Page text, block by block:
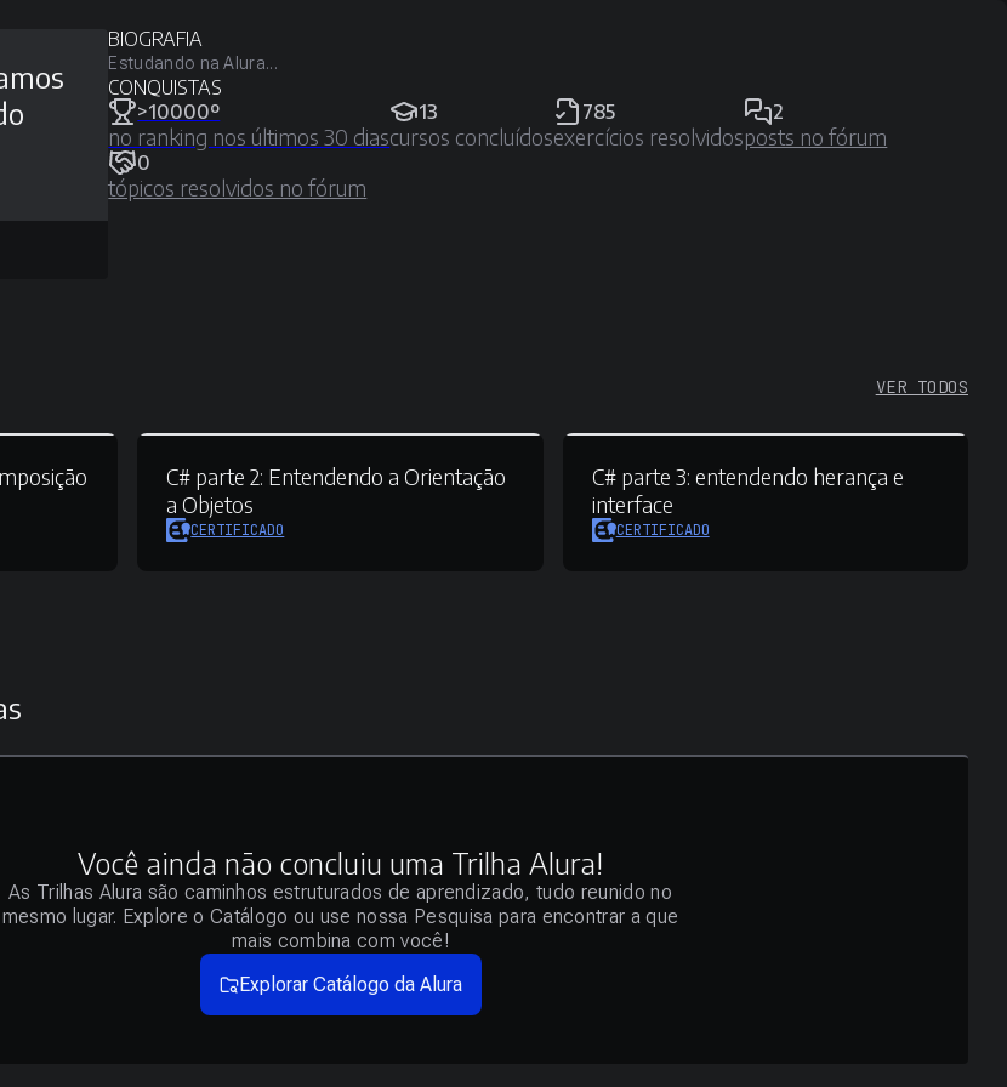
BIOGRAFIA
Estudando na Alura...
CONQUISTAS
>10000º
no ranking nos últimos 30 dias
13
cursos concluídos
785
exercícios resolvidos
2
posts no fórum
0
tópicos resolvidos no fórum
VER TODOS
C# parte 2: Entendendo a Orientação
a Objetos
CERTIFICADO
C# parte 3: entendendo herança e
interface
CERTIFICADO
Você ainda não concluiu uma Trilha Alura!
As Trilhas Alura são caminhos estruturados de aprendizado, tudo reunido no
mesmo lugar. Explore o Catálogo ou use nossa Pesquisa para encontrar a que
mais combina com você!
Explorar Catálogo da Alura